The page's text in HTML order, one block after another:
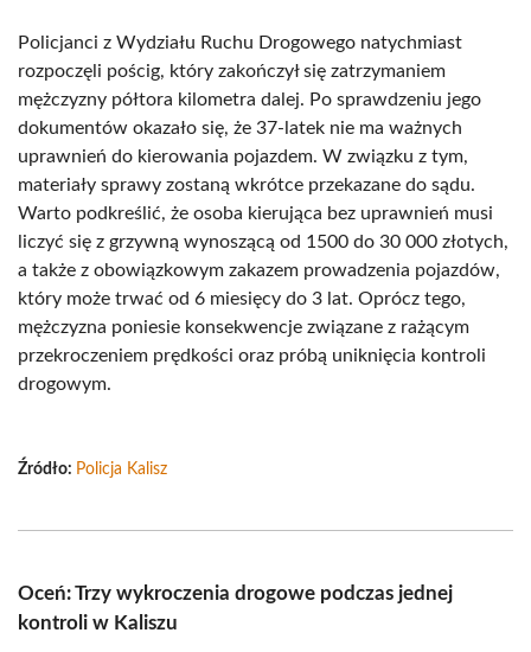
Policjanci z Wydziału Ruchu Drogowego natychmiast
rozpoczęli pościg, który zakończył się zatrzymaniem
mężczyzny półtora kilometra dalej. Po sprawdzeniu jego
dokumentów okazało się, że 37-latek nie ma ważnych
uprawnień do kierowania pojazdem. W związku z tym,
materiały sprawy zostaną wkrótce przekazane do sądu.
Warto podkreślić, że osoba kierująca bez uprawnień musi
liczyć się z grzywną wynoszącą od 1500 do 30 000 złotych,
a także z obowiązkowym zakazem prowadzenia pojazdów,
który może trwać od 6 miesięcy do 3 lat. Oprócz tego,
mężczyzna poniesie konsekwencje związane z rażącym
przekroczeniem prędkości oraz próbą uniknięcia kontroli
drogowym.
Źródło: Policja Kalisz
Oceń: Trzy wykroczenia drogowe podczas jednej
kontroli w Kaliszu